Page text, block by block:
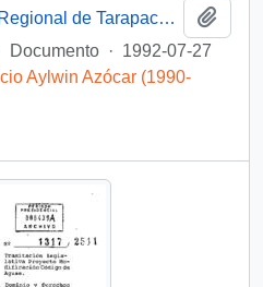
[Solicitud del Intendente Regional de Tarapacá, referente a financiamiento para medidas de emergencia por sequía]
Documento · 1992-07-27
Aylwin Azócar (1990-